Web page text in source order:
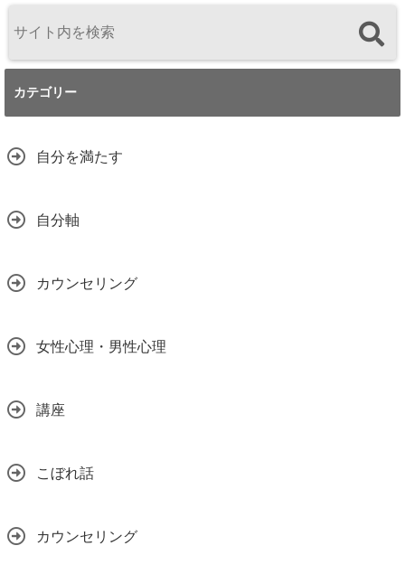
カテゴリー
自分を満たす
自分軸
カウンセリング
女性心理・男性心理
講座
こぼれ話
カウンセリング